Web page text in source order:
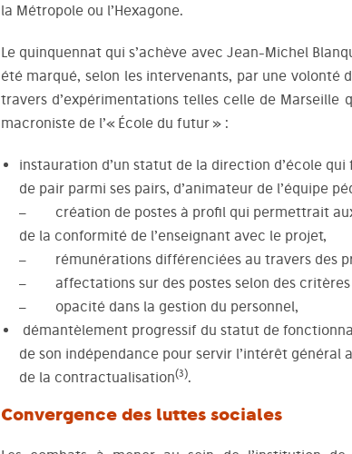
la Métropole ou l’Hexagone.
Le quinquennat qui s’achève avec Jean-Michel
été marqué, selon les intervenants, par une volonté
travers d’expérimentations telles celle de
macroniste de l’« École du futur » :
instauration d’un statut de la direction d’école
de pair parmi ses pairs, d’animateur de l’équipe
– création de postes à profil qui permettrait aux
de la conformité de l’enseignant avec le projet,
– rémunérations différenciées au travers des
– affectations sur des postes selon des critères
– opacité dans la gestion du personnel,
démantèlement progressif du statut de
de son indépendance pour servir l’intérêt général
de la contractualisation(3).
Convergence des luttes sociales